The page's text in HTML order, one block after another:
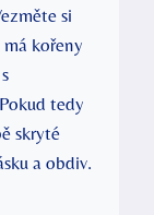
si
kořeny
tedy
skryté
a obdiv.